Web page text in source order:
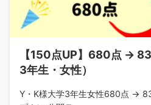
【150点UP】680点 →
3年生・女性）
Y・K様大学3年生女性680点 →